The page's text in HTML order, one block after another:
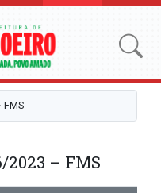
FMS
2023 – FMS